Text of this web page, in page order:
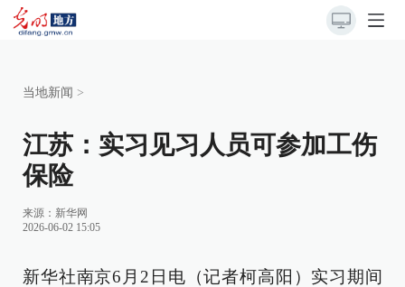
当地新闻 >
江苏：实习见习人员可参加工伤
保险
来源： 新华网
2026-06-02 15:05
新华社南京6月2日电（记者柯高阳）实习期间